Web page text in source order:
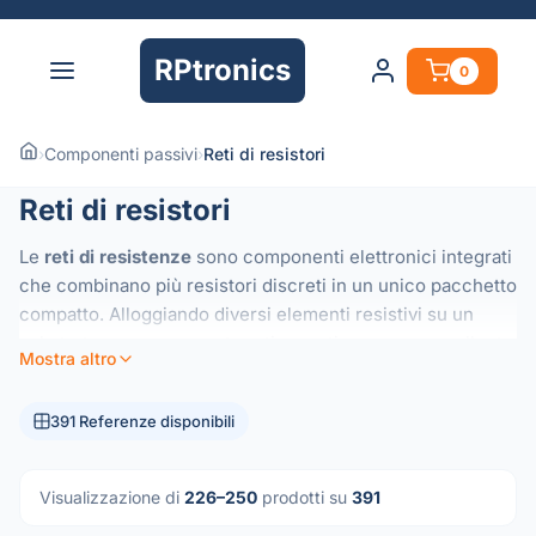
RPtronics 0
›Componenti passivi›Reti di resistori
Reti di resistori
Le reti di resistenze sono componenti elettronici integrati
che combinano più resistori discreti in un unico pacchetto
compatto. Alloggiando diversi elementi resistivi su un
tracciamento termico
individuali.
prestazioni costanti su più canali, come:
Mostra altro
391 Referenze disponibili
Visualizzazione di 226–250 prodotti su 391